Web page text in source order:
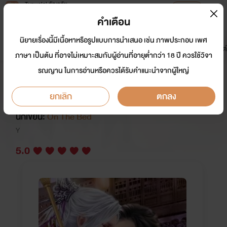
Tunwalai ธัญวลัย
หน้าแรก นิยาย อีบุ๊ก การ์ตูน
มาใหม่
ดรีมแชท ธัญลิสต์
เอาเถิด ข้าไม่เสียใจ เพราะข้าตายแล้ว
(จีนโบราณ)
นักเขียน:On The Bed
Y
5.0
คำเตือน
นิยายเรื่องนี้มีเนื้อหาหรือรูปแบบการนำเสนอ เช่น ภาพประกอบ เพศ
ภาษา เป็นต้น ที่อาจไม่เหมาะสมกับผู้อ่านที่อายุต่ำกว่า 18 ปี ควรใช้วิจา
รณญาน ในการอ่านหรือควรได้รับคำแนะนำจากผู้ใหญ่
ยกเลิก ตกลง